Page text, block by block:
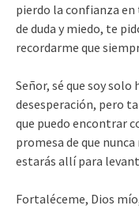
pierdo la confianza
de duda y miedo, te
recordarme que
Señor, sé que soy solo
desesperación, pero
que puedo encontrar
promesa de que
estarás allí para
Fortaléceme, Dios